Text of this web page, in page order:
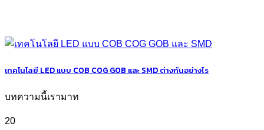
เทคโนโลยี LED แบบ COB COG GOB และ SMD ต่างกันอย่างไร
บทความนี้เรามาท
20